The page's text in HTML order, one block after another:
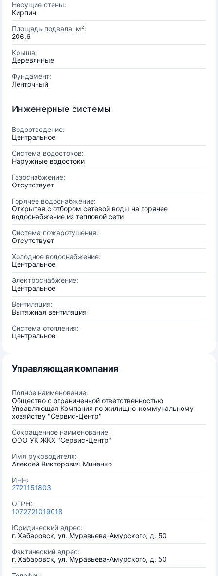
Несущие стены:
Кирпич
Площадь подвала, м²:
206.6
Крыша:
Деревянные
Фундамент:
Ленточный
Инженерные системы
Водоотведение:
Центральное
Система водостоков:
Наружные водостоки
Газоснабжение:
Отсутствует
Горячее водоснабжение:
Открытая с отбором сетевой воды на горячее
водоснабжение из тепловой сети
Система пожаротушения:
Отсутствует
Холодное водоснабжение:
Центральное
Электроснабжение:
Центральное
Вентиляция:
Вытяжная вентиляция
Система отопления:
Центральное
Управляющая компания
Полное наименование:
Общество с ограниченной ответственностью
Управляющая Компания по жилищно-коммунальному
хозяйству "Сервис-Центр"
Сокращенное наименование:
ООО УК ЖКХ "Сервис-Центр"
Имя руководителя:
Алексей Викторович Миненко
ИНН:
2721151803
ОГРН:
1072721019018
Юридический адрес:
г. Хабаровск, ул. Муравьева-Амурского, д. 50
Фактический адрес:
г. Хабаровск, ул. Муравьева-Амурского, д. 50